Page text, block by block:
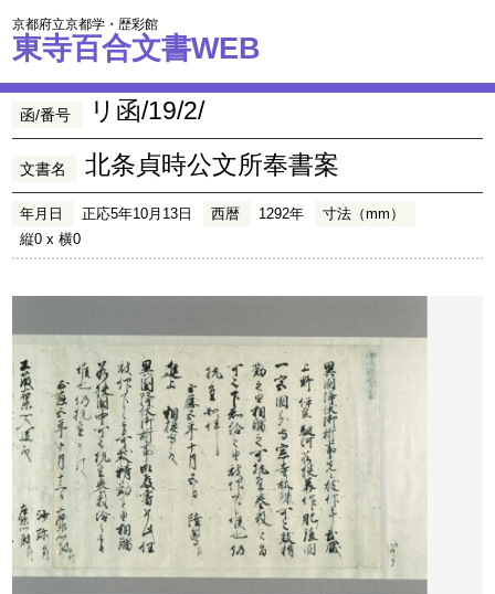
京都府立京都学・歴彩館
東寺百合文書WEB
函/番号 リ函/19/2/
文書名 北条貞時公文所奉書案
年月日 正応5年10月13日 西暦 1292年
寸法（mm）
縦0 x 横0